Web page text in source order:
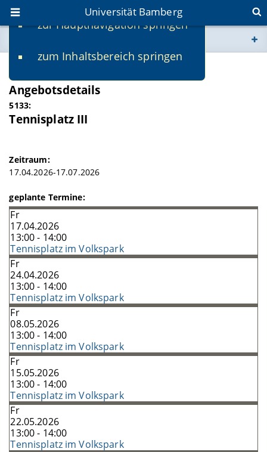
zur Hauptnavigation springen
zum Inhaltsbereich springen
Universität Bamberg
www.uni-bamberg.de
univis.uni-bamberg.de
fis.uni-bamberg.de
SS 2026
Angebotsdetails
5133:
Tennisplatz III
Zeitraum:
17.04.2026-17.07.2026
geplante Termine:
Fr
17.04.2026
13:00 - 14:00
Tennisplatz im Volkspark
Fr
24.04.2026
13:00 - 14:00
Tennisplatz im Volkspark
Fr
08.05.2026
13:00 - 14:00
Tennisplatz im Volkspark
Fr
15.05.2026
13:00 - 14:00
Tennisplatz im Volkspark
Fr
22.05.2026
13:00 - 14:00
Tennisplatz im Volkspark